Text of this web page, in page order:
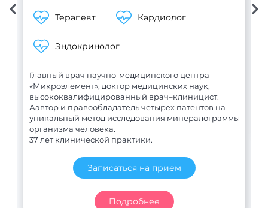
Терапевт Кардиолог
Эндокринолог
Главный врач научно-медицинского центра
«Микроэлемент», доктор медицинских наук,
высококвалифицированный врач–клиницист.
Аавтор и правообладатель четырех патентов на
уникальный метод исследования минералограммы
организма человека.
37 лет клинической практики.
Записаться на прием
Подробнее